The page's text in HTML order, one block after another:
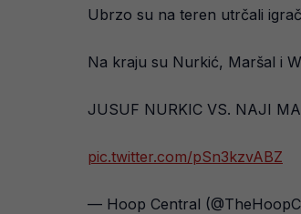
Ubrzo su na teren utrčali
Na kraju su Nurkić, Maršal i
JUSUF NURKIC VS. NAJI
pic.twitter.com/pSn3kzvABZ
— Hoop Central